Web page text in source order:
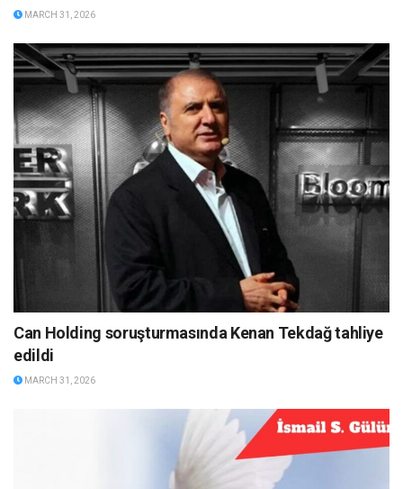
MARCH 31, 2026
Can Holding soruşturmasında Kenan Tekdağ tahliye
edildi
MARCH 31, 2026